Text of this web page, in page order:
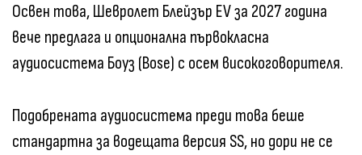
Освен това, Шевролет Блейзър EV за 2027 година
вече предлага и опционална първокласна
аудиосистема Боуз (Bose) с осем високоговорителя.
Подобрената аудиосистема преди това беше
стандартна за водещата версия SS, но дори не се